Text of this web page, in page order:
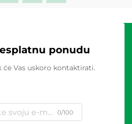
ponudu
će Vas uskoro kontaktirati.
0/100